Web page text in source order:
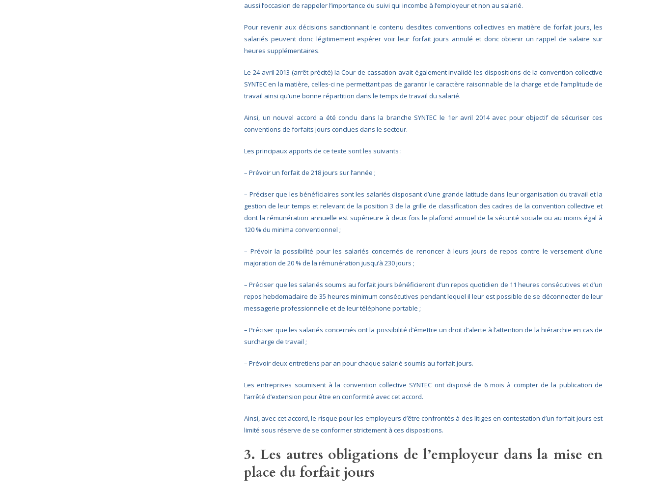
aussi l’occasion de rappeler l’importance du suivi qui incombe à l’employeur et non au salarié.
Pour revenir aux décisions sanctionnant le contenu desdites conventions collectives en matière de forfait jours, les
salariés peuvent donc légitimement espérer voir leur forfait jours annulé et donc obtenir un rappel de salaire sur
heures supplémentaires.
Le 24 avril 2013 (arrêt précité) la Cour de cassation avait également invalidé les dispositions de la convention collective
SYNTEC en la matière, celles-ci ne permettant pas de garantir le caractère raisonnable de la charge et de l’amplitude de
travail ainsi qu’une bonne répartition dans le temps de travail du salarié.
Ainsi, un nouvel accord a été conclu dans la branche SYNTEC le 1er avril 2014 avec pour objectif de sécuriser ces
conventions de forfaits jours conclues dans le secteur.
Les principaux apports de ce texte sont les suivants :
– Prévoir un forfait de 218 jours sur l’année ;
– Préciser que les bénéficiaires sont les salariés disposant d’une grande latitude dans leur organisation du travail et la
gestion de leur temps et relevant de la position 3 de la grille de classification des cadres de la convention collective et
dont la rémunération annuelle est supérieure à deux fois le plafond annuel de la sécurité sociale ou au moins égal à
120 % du minima conventionnel ;
– Prévoir la possibilité pour les salariés concernés de renoncer à leurs jours de repos contre le versement d’une
majoration de 20 % de la rémunération jusqu’à 230 jours ;
– Préciser que les salariés soumis au forfait jours bénéficieront d’un repos quotidien de 11 heures consécutives et d’un
repos hebdomadaire de 35 heures minimum consécutives pendant lequel il leur est possible de se déconnecter de leur
messagerie professionnelle et de leur téléphone portable ;
– Préciser que les salariés concernés ont la possibilité d’émettre un droit d’alerte à l’attention de la hiérarchie en cas de
surcharge de travail ;
– Prévoir deux entretiens par an pour chaque salarié soumis au forfait jours.
Les entreprises soumisent à la convention collective SYNTEC ont disposé de 6 mois à compter de la publication de
l’arrêté d’extension pour être en conformité avec cet accord.
Ainsi, avec cet accord, le risque pour les employeurs d’être confrontés à des litiges en contestation d’un forfait jours est
limité sous réserve de se conformer strictement à ces dispositions.
3. Les autres obligations de l’employeur dans la mise en
place du forfait jours